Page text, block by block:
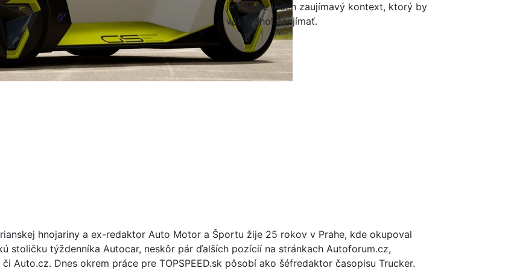
je tu ešte jeden zaujímavý kontext, ktorý by
vás mohol zaujímať.
hnojariny a ex-redaktor Auto Motor a Športu žije 25 rokov v Prahe, kde okupoval
stoličku týždenníka Autocar, neskôr pár ďalších pozícií na stránkach Autoforum.cz,
Auto.cz. Dnes okrem práce pre TOPSPEED.sk pôsobí ako šéfredaktor časopisu Trucker.